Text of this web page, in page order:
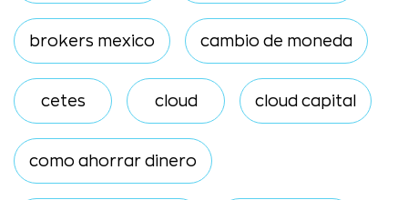
brokers mexico cambio de moneda
cetes cloud cloud capital
como ahorrar dinero